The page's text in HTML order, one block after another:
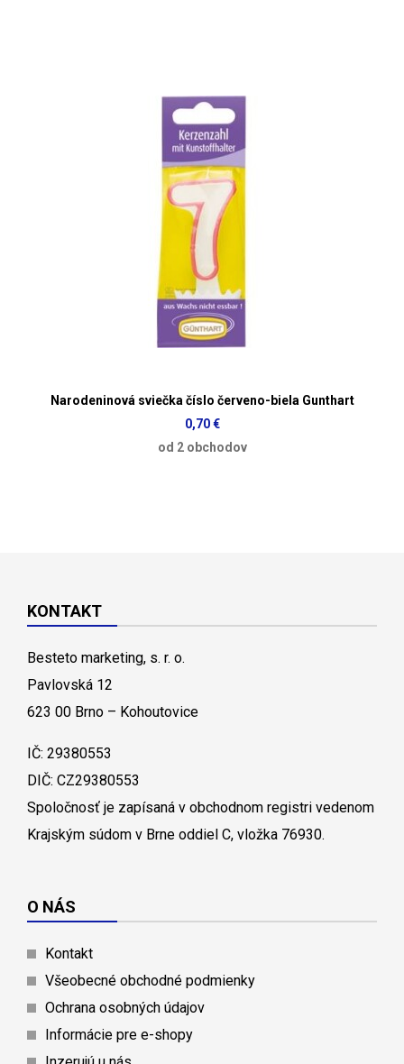
Narodeninová sviečka číslo červeno-biela Gunthart
0,70 €
od 2 obchodov
KONTAKT
Besteto marketing, s. r. o.
Pavlovská 12
623 00 Brno – Kohoutovice
IČ: 29380553
DIČ: CZ29380553
Spoločnosť je zapísaná v obchodnom registri vedenom
Krajským súdom v Brne oddiel C, vložka 76930.
O NÁS
Kontakt
Všeobecné obchodné podmienky
Ochrana osobných údajov
Informácie pre e-shopy